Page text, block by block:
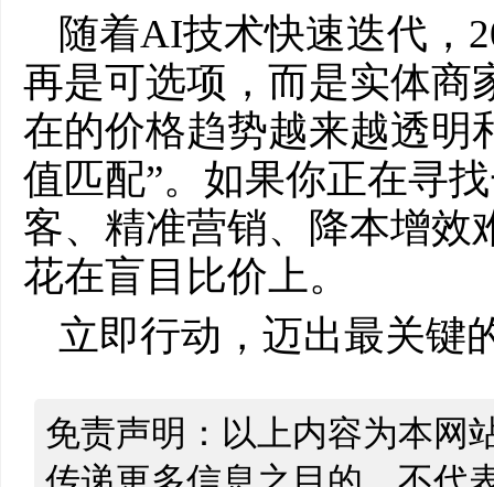
随着AI技术快速迭代，
再是可选项，而是实体商
在的价格趋势越来越透明
值匹配”。如果你正在寻
客、精准营销、降本增效
花在盲目比价上。
立即行动，迈出最关键
免责声明：以上内容为本网